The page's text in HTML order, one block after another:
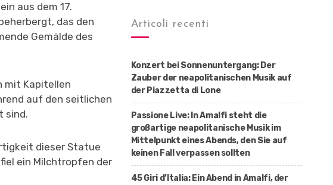
aus dem 17.
das den
Gemälde des
mit Kapitellen
auf den seitlichen
sind.
dieser Statue
ein Milchtropfen der
Articoli recenti
Konzert bei Sonnenuntergang: Der
Zauber der neapolitanischen Musik auf
der Piazzetta di Lone
Passione Live: In Amalfi steht die
großartige neapolitanische Musik im
Mittelpunkt eines Abends, den Sie auf
keinen Fall verpassen sollten
45 Giri d’Italia: Ein Abend in Amalfi, der